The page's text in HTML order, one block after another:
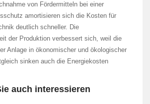
von Fördermitteln bei einer
amortisieren sich die Kosten für
deutlich schneller. Die
der Produktion verbessert sich, weil die
Anlage in ökonomischer und ökologischer
sinken auch die Energiekosten
auch interessieren